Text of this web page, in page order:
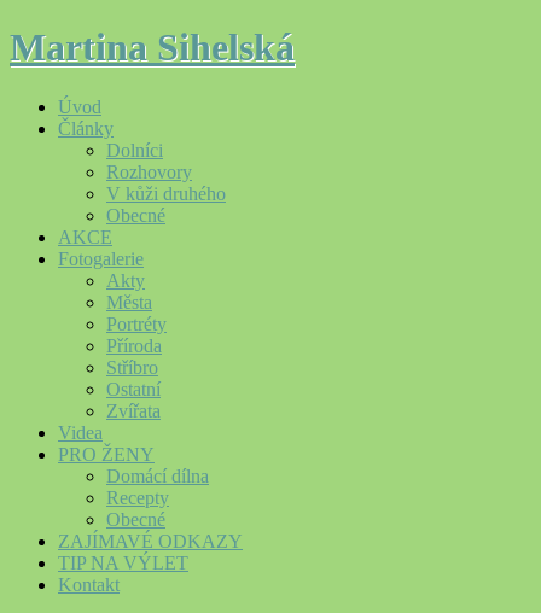
Martina Sihelská
Úvod
Články
Dolníci
Rozhovory
V kůži druhého
Obecné
AKCE
Fotogalerie
Akty
Města
Portréty
Příroda
Stříbro
Ostatní
Zvířata
Videa
PRO ŽENY
Domácí dílna
Recepty
Obecné
ZAJÍMAVÉ ODKAZY
TIP NA VÝLET
Kontakt